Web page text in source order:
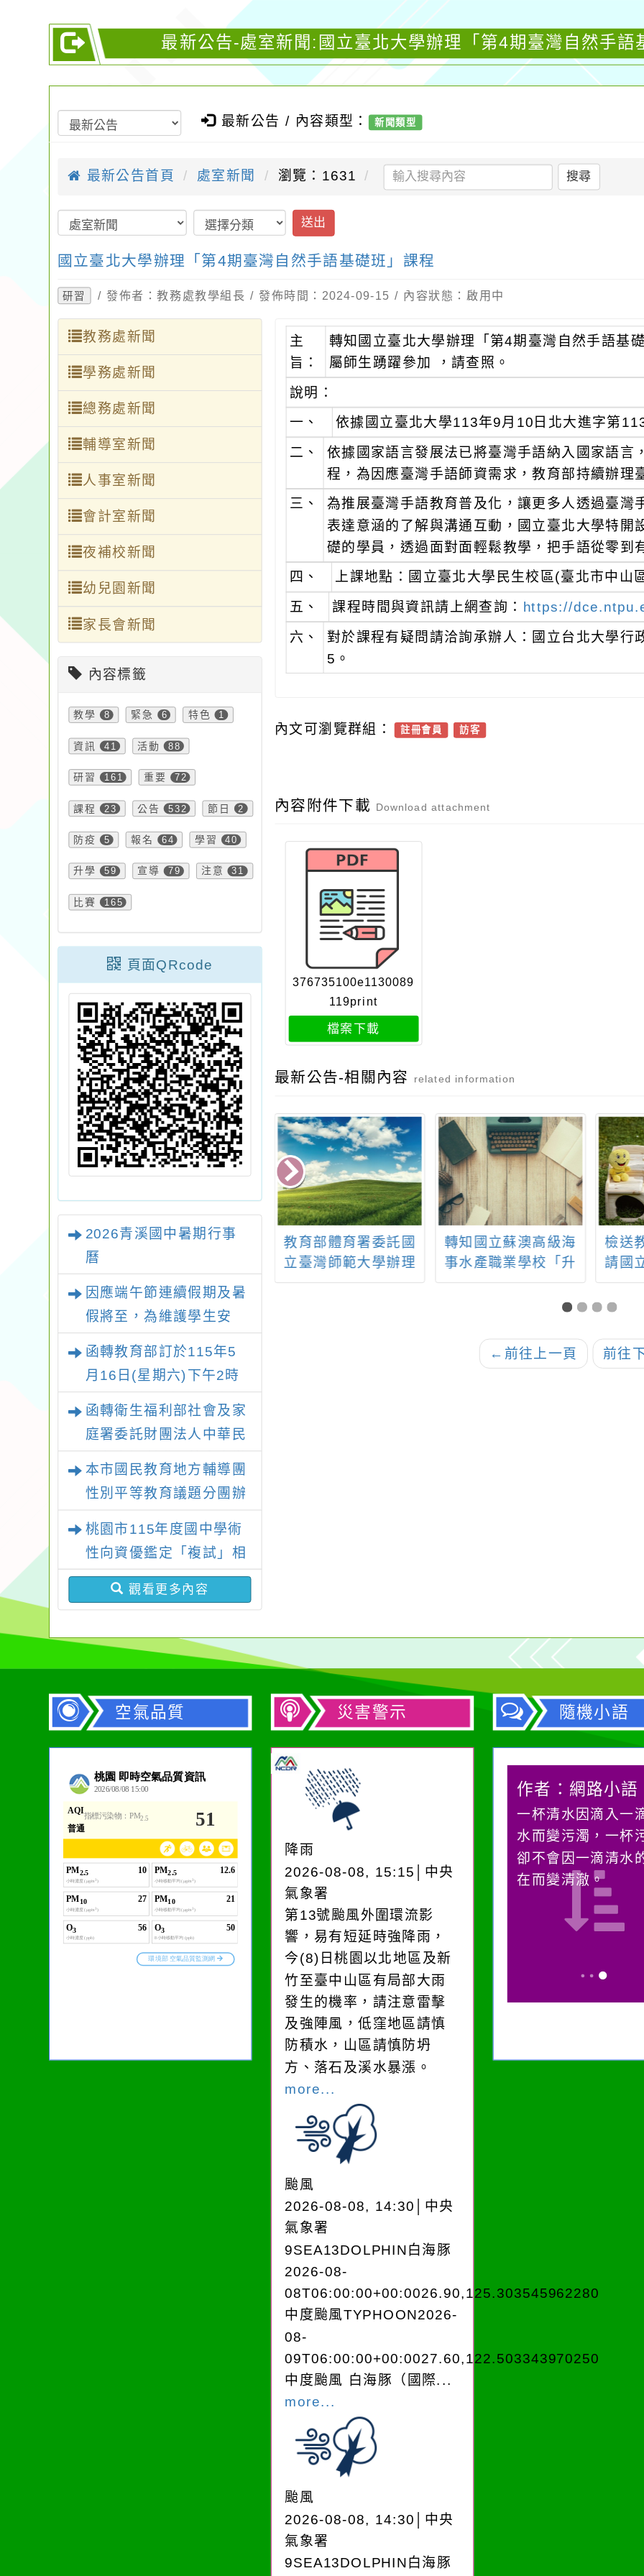
最新公告-處室新聞:國立臺北大學辦理「第4期臺灣自然手語
最新公告 / 內容類型： 新聞類型
最新公告首頁 處室新聞 瀏覽：1631 搜尋
送出
國立臺北大學辦理「第4期臺灣自然手語基礎班」課程
研習 / 發佈者：教務處教學組長 / 發佈時間：2024-09-15 / 內容狀態：啟用中
教務處新聞
學務處新聞
總務處新聞
輔導室新聞
人事室新聞
會計室新聞
夜補校新聞
幼兒園新聞
家長會新聞
內容標籤
教學 8 緊急 6 特色 1
資訊 41 活動 88
研習 161 重要 72
課程 23 公告 532 節日 2
防疫 5 報名 64 學習 40
升學 59 宣導 79 注意 31
比賽 165
頁面QRcode
2026青溪國中暑期行事
曆
因應端午節連續假期及暑
假將至，為維護學生安
函轉教育部訂於115年5
月16日(星期六)下午2時
理「115年度515國際家
庭日宣導及系列座談活
函轉衛生福利部社會及家
庭署委託財團法人中華民
屬擅帶服務-網絡單位-線
上課程」一案
本市國民教育地方輔導團
性別平等教育議題分團辦
場）」乙案，鼓勵教師參
桃園市115年度國中學術
性向資優鑑定「複試」相
關資訊
觀看更多內容
主
旨：
轉知國立臺北大學辦理「第4期臺灣自然手語基
屬師生踴躍參加 ，請查照。
說明：
一、
依據國立臺北大學113年9月10日北大進字第
二、 依據國家語言發展法已將臺灣手語納入國家語言
程，為因應臺灣手語師資需求，教育部持續辦理
三、
為推展臺灣手語教育普及化，讓更多人透過臺灣
表達意涵的了解與溝通互動，國立臺北大學特開
礎的學員，透過面對面輕鬆教學，把手語從零到
四、
上課地點：國立臺北大學民生校區(臺北市中山
五、 課程時間與資訊請上網查詢： https://
六、
對於課程有疑問請洽詢承辦人：國立台北大學
5。
內文可瀏覽群組： 註冊會員 訪客
內容附件下載 Download attachment
376735100e1130089
119print
檔案下載
最新公告-相關內容 related information
素養導向教學
設計與試題示
會與數學領域
業發展及種子
從林開始玩進木教育
交流會暨教案工作坊
教育部體育署委託國
立臺灣師範大學辦理
113年度「戶外探索:
轉知國立蘇澳高級海
事水產職業學校「升
學暨職涯多元活動」
檢送
請國
辦理
共學
← 前往上一頁 前往
空氣品質 災害警示
降雨
2026-08-08, 15:15│中央
氣象署
第13號颱風外圍環流影
響，易有短延時強降雨，
今(8)日桃園以北地區及新
竹至臺中山區有局部大雨
發生的機率，請注意雷擊
及強陣風，低窪地區請慎
防積水，山區請慎防坍
方、落石及溪水暴漲。
more...
颱風
2026-08-08, 14:30│中央
氣象署
9SEA13DOLPHIN白海豚
2026-08-
08T06:00:00+00:0026.90,125.303545962280
中度颱風TYPHOON2026-
08-
09T06:00:00+00:0027.60,122.503343970250
中度颱風 白海豚（國際...
more...
颱風
2026-08-08, 14:30│中央
氣象署
9SEA13DOLPHIN白海豚
隨機小語
生活是一面鏡子。你對
它笑，它就對你笑；你
對它哭，它也對你哭。
作者：網路小語
在實現理想的路途中，
誘惑。
作者：網路小語
一杯清水因滴入一
水而變污濁，一杯
卻不會因一滴清水
在而變清澈。